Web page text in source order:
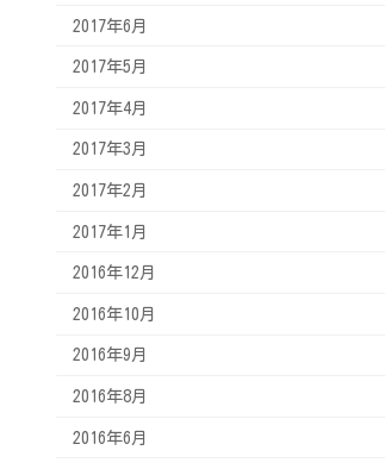
2017年6月
2017年5月
2017年4月
2017年3月
2017年2月
2017年1月
2016年12月
2016年10月
2016年9月
2016年8月
2016年6月